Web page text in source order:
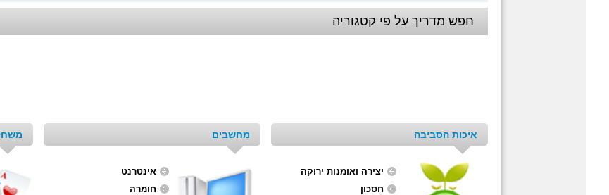
חפש מדריך על פי קטגוריה
איכות הסביבה
יצירה ואומנות ירוקה
חסכון
מחשבים
אינטרנט
חומרה